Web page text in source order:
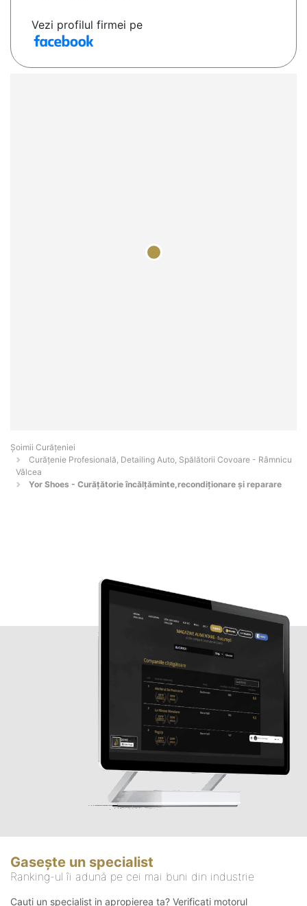
Vezi profilul firmei pe
Șoimii Curățeniei
Curățenie Profesională, Detailing Auto, Spălătorii Covoare - Râmnicu
Vâlcea
Yor Shoes - Curățătorie încălțăminte,recondiționare și reparare
Gasește un specialist
Ranking-ul îi adună pe cei mai buni din industrie
Cauți un specialist in apropierea ta? Verificați motorul